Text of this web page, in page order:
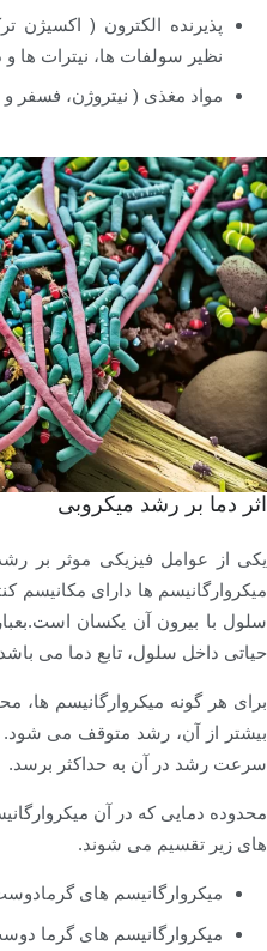
پذیرنده الکترون ( اکسیژن
نظیر سولفات ها، نیترات ها
مواد مغذی ( نیتروژن، فسفر
اثر دما بر رشد میکروبی
یکی از عوامل فیزیکی موثر بر
میکروارگانیسم ها دارای مکانیسم
سلول با بیرون آن یکسان
حیاتی داخل سلول، تابع دما می
برای هر گونه میکروارگانیسم ها،
بیشتر از آن، رشد متوقف می شود.
سرعت رشد در آن به حداکثر برسد.
محدوده دمایی که در آن
های زیر تقسیم می شوند.
میکروارگانیسم های
میکروارگانیسم های گرما